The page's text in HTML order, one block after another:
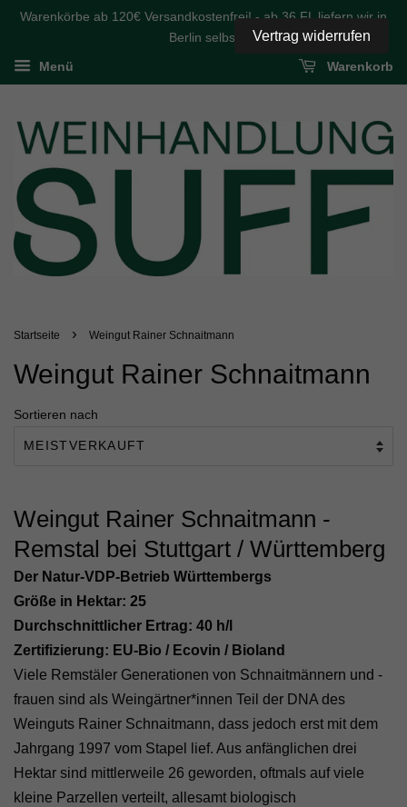
Warenkörbe ab 120€ Versandkostenfrei! - ab 36 FL liefern wir in
Berlin selbst
Menü Warenkorb
Startseite › Weingut Rainer Schnaitmann
Weingut Rainer Schnaitmann
Sortieren nach
Weingut Rainer Schnaitmann -
Remstal bei Stuttgart / Württemberg
Der Natur-VDP-Betrieb Württembergs
Größe in Hektar: 25
Durchschnittlicher Ertrag: 40 h/l
Zertifizierung: EU-Bio / Ecovin / Bioland
Viele Remstäler Generationen von Schnaitmännern und -
frauen sind als Weingärtner*innen Teil der DNA des
Weinguts Rainer Schnaitmann, dass jedoch erst mit dem
Jahrgang 1997 vom Stapel lief. Aus anfänglichen drei
Hektar sind mittlerweile 26 geworden, oftmals auf viele
kleine Parzellen verteilt, allesamt biologisch
Vertrag widerrufen